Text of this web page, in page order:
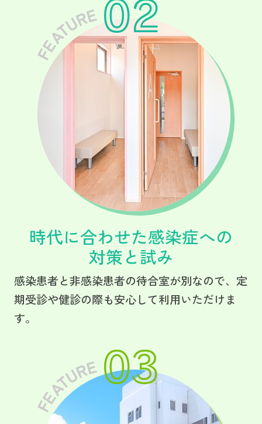
時代に合わせた感染症への
対策と試み
感染患者と非感染患者の待合室が別なので、定
期受診や健診の際も安心して利用いただけま
す。